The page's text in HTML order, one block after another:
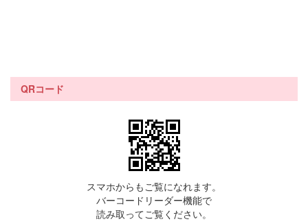
QRコード
スマホからもご覧になれます。
バーコードリーダー機能で
読み取ってご覧ください。